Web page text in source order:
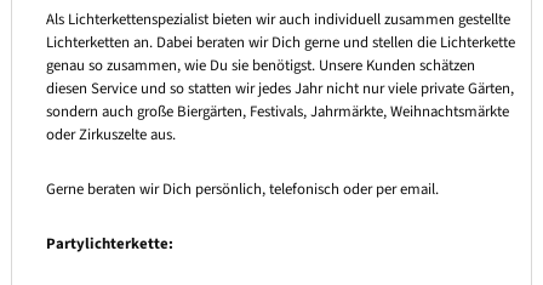
Als Lichterkettenspezialist bieten wir auch individuell zusammen gestellte
Lichterketten an. Dabei beraten wir Dich gerne und stellen die Lichterkette
genau so zusammen, wie Du sie benötigst. Unsere Kunden schätzen
diesen Service und so statten wir jedes Jahr nicht nur viele private Gärten,
sondern auch große Biergärten, Festivals, Jahrmärkte, Weihnachtsmärkte
oder Zirkuszelte aus.
Gerne beraten wir Dich persönlich, telefonisch oder per email.
Partylichterkette: